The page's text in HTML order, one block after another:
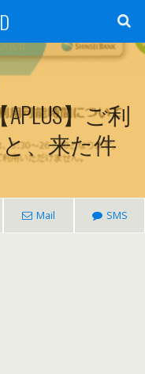
】ご利
、来た件
Mail SMS